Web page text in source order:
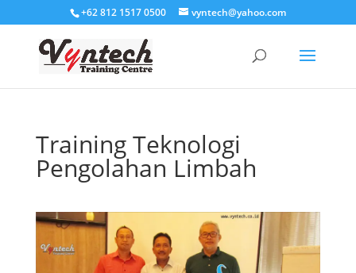
+62 812 1517 0500 vyntech@yahoo.com
Training Teknologi
Pengolahan Limbah